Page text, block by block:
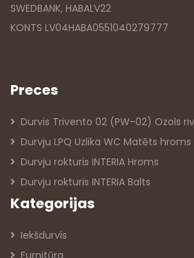
SWEDBANK, HABALV22
KONTS LV04HABA0551040279777
Preces
Durvis Trivento 02 (PW-02) Ozols
Durvju LPQ Uzlika WC Matēts hroms
Durvju rokturis INTERIA Hroms
Durvju rokturis INTERIA Balts
Kategorijas
Iekšdurvis
Furnitūra